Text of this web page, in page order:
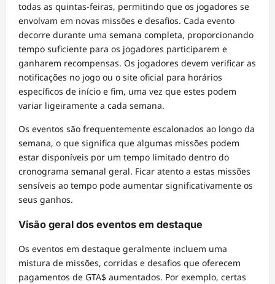
todas as quintas-feiras, permitindo que os jogadores se
envolvam em novas missões e desafios. Cada evento
decorre durante uma semana completa, proporcionando
tempo suficiente para os jogadores participarem e
ganharem recompensas. Os jogadores devem verificar as
notificações no jogo ou o site oficial para horários
específicos de início e fim, uma vez que estes podem
variar ligeiramente a cada semana.
Os eventos são frequentemente escalonados ao longo da
semana, o que significa que algumas missões podem
estar disponíveis por um tempo limitado dentro do
cronograma semanal geral. Ficar atento a estas missões
sensíveis ao tempo pode aumentar significativamente os
seus ganhos.
Visão geral dos eventos em destaque
Os eventos em destaque geralmente incluem uma
mistura de missões, corridas e desafios que oferecem
pagamentos de GTA$ aumentados. Por exemplo, certas